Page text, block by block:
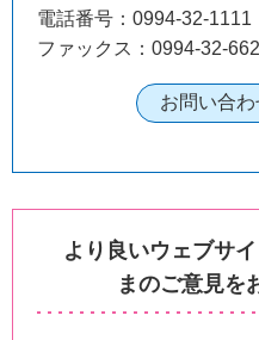
電話番号：0994-32-1111
ファックス：0994-32-
より良いウェブサ
まのご意見を